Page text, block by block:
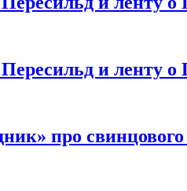
и ленту о
про